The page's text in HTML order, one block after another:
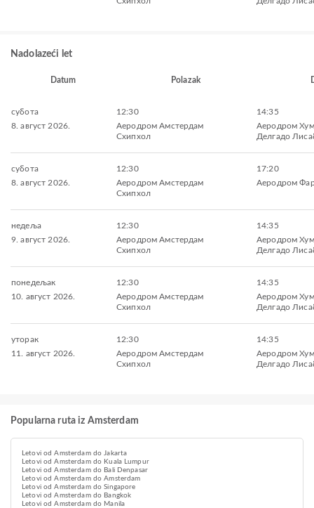
Nadolazeći let
Datum Polazak
субота
8. август 2026.
12:30
Aеродром Амстердам
Схипхол
14:35
Aеродром
Делгадо
субота
8. август 2026.
12:30
Aеродром Амстердам
Схипхол
17:20
Aеродром
недеља
9. август 2026.
12:30
Aеродром Амстердам
Схипхол
14:35
Aеродром
Делгадо
понедељак
10. август 2026.
12:30
Aеродром Амстердам
Схипхол
14:35
Aеродром
Делгадо
уторак
11. август 2026.
12:30
Aеродром Амстердам
Схипхол
14:35
Aеродром
Делгадо
Popularna ruta iz Amsterdam
Letovi od Amsterdam do Jakarta
Letovi od Amsterdam do Kuala Lumpur
Letovi od Amsterdam do Bali Denpasar
Letovi od Amsterdam do Amsterdam
Letovi od Amsterdam do Singapore
Letovi od Amsterdam do Bangkok
Letovi od Amsterdam do Manila